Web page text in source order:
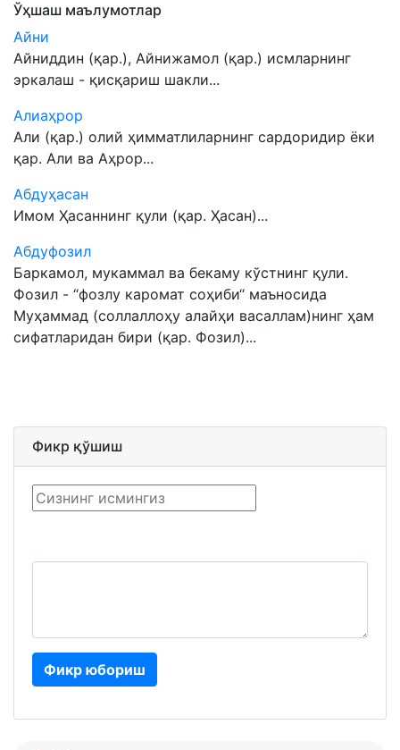
Ўҳшаш маълумотлар
Айни
Айниддин (қар.), Айнижамол (қар.) исмларнинг
эркалаш - қисқариш шакли...
Алиаҳрор
Али (қар.) олий ҳимматлиларнинг сардоридир ёки
қар. Али ва Аҳрор...
Абдуҳасан
Имом Ҳасаннинг қули (қар. Ҳасан)...
Абдуфозил
Баркамол, мукаммал ва бекаму кўстнинг қули.
Фозил - “фозлу каромат соҳиби“ маъносида
Муҳаммад (соллаллоҳу алайҳи васаллам)нинг ҳам
сифатларидан бири (қар. Фозил)...
Фикр қўшиш
Фикр юбориш